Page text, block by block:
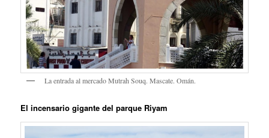
La entrada al mercado Mutrah Souq. Mascate. Omán.
El incensario gigante del parque Riyam